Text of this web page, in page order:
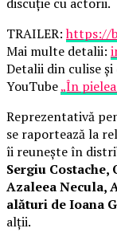
TRAILER:https://
Mai multe detalii:
Detalii din culise
YouTube„În
Reprezentativă
se raportează la
îi reunește în
Sergiu Costache,
Azaleea Necula,
alături de Ioana
alții.